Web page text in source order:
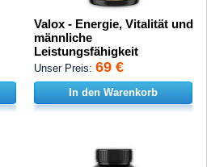
Valox - Energie, Vitalität und
männliche
Leistungsfähigkeit
Unser Preis: 69 €
In den Warenkorb